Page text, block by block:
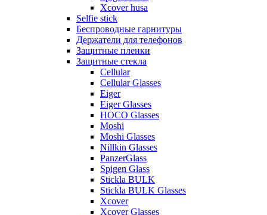
Xcover husa
Selfie stick
Беспроводные гарнитуры
Держатели для телефонов
Защитные пленки
Защитные стекла
Cellular
Cellular Glasses
Eiger
Eiger Glasses
HOCO Glasses
Moshi
Moshi Glasses
Nillkin Glasses
PanzerGlass
Spigen Glass
Stickla BULK
Stickla BULK Glasses
Xcover
Xcover Glasses